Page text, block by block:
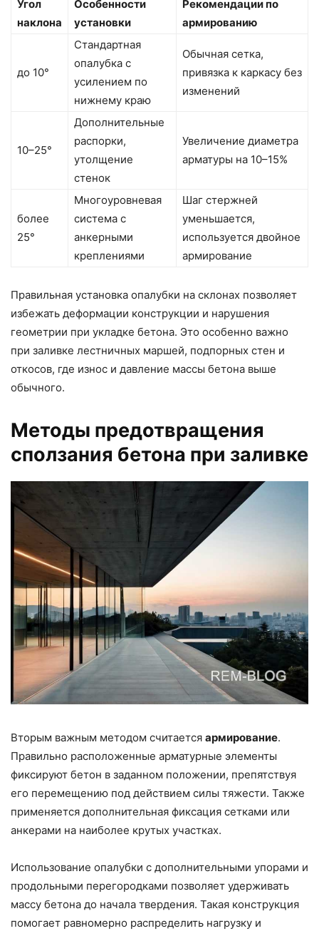
Угол
наклона
Особенности
установки
Рекомендации по
армированию
до 10°
Стандартная
опалубка с
усилением по
нижнему краю
Обычная сетка,
привязка к каркасу без
изменений
10–25°
Дополнительные
распорки,
утолщение
стенок
Увеличение диаметра
арматуры на 10–15%
более
25°
Многоуровневая
система с
анкерными
креплениями
Шаг стержней
уменьшается,
используется двойное
армирование
Правильная установка опалубки на склонах позволяет
избежать деформации конструкции и нарушения
геометрии при укладке бетона. Это особенно важно
при заливке лестничных маршей, подпорных стен и
откосов, где износ и давление массы бетона выше
обычного.
Методы предотвращения
сползания бетона при заливке
Вторым важным методом считается армирование.
Правильно расположенные арматурные элементы
фиксируют бетон в заданном положении, препятствуя
его перемещению под действием силы тяжести. Также
применяется дополнительная фиксация сетками или
анкерами на наиболее крутых участках.
Использование опалубки с дополнительными упорами и
продольными перегородками позволяет удерживать
массу бетона до начала твердения. Такая конструкция
помогает равномерно распределить нагрузку и